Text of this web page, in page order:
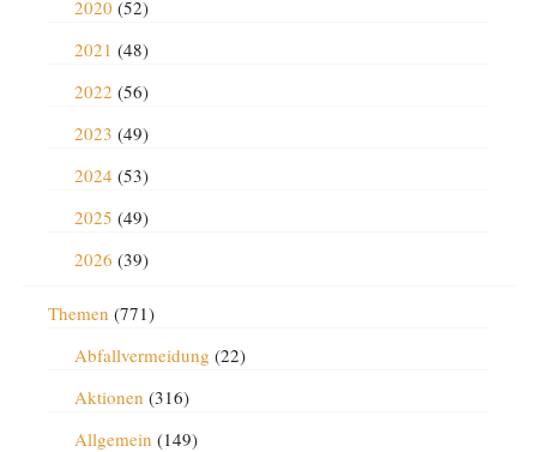
2020 (52)
2021 (48)
2022 (56)
2023 (49)
2024 (53)
2025 (49)
2026 (39)
Themen (771)
Abfallvermeidung (22)
Aktionen (316)
Allgemein (149)